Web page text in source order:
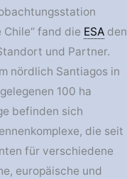
Chile“ fand die ESA den
und Partner.
nördlich Santiagos in
100 ha
befinden sich
die seit
für verschiedene
europäische und